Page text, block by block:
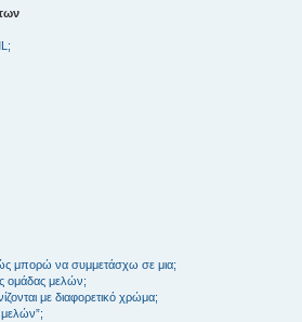
μπορώ να συμμετάσχω σε μια;
ομάδας μελών;
με διαφορετικό χρώμα;
μελών”;